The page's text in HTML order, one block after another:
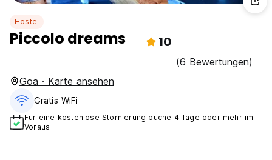
Hostel
Piccolo dreams 10
(6 Bewertungen)
Goa · Karte ansehen
Gratis WiFi
Für eine kostenlose Stornierung buche 4 Tage oder mehr im
Voraus